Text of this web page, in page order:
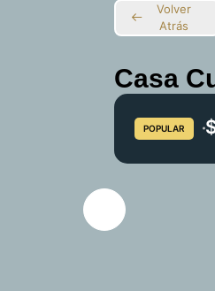
Volver
Atrás
Casa
POPULAR